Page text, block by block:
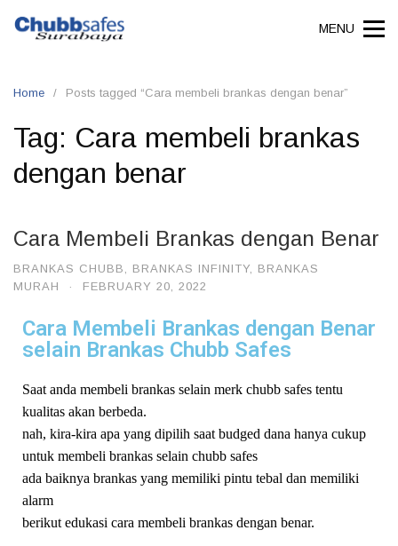
MENU
Home Posts tagged “Cara membeli brankas dengan benar”
Tag: Cara membeli brankas
dengan benar
Cara Membeli Brankas dengan Benar
BRANKAS CHUBB , BRANKAS INFINITY, BRANKAS
MURAH
· FEBRUARY 20, 2022
Cara Membeli Brankas dengan Benar
selain Brankas Chubb Safes
Saat anda membeli brankas selain merk chubb safes tentu
kualitas akan berbeda.
nah, kira-kira apa yang dipilih saat budged dana hanya cukup
untuk membeli brankas selain chubb safes
ada baiknya brankas yang memiliki pintu tebal dan memiliki
alarm
berikut edukasi cara membeli brankas dengan benar.